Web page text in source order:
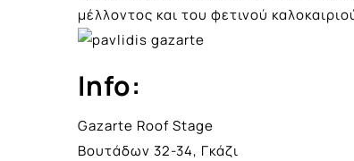
μέλλοντος και του φετινού
Info:
Gazarte Roof Stage
Βουτάδων 32-34, Γκάζι